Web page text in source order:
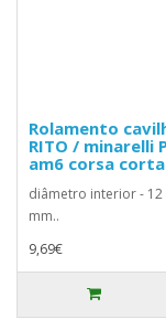
Rolamento
RITO / minarelli
am6 corsa corta
diâmetro interior -
mm..
9,69€